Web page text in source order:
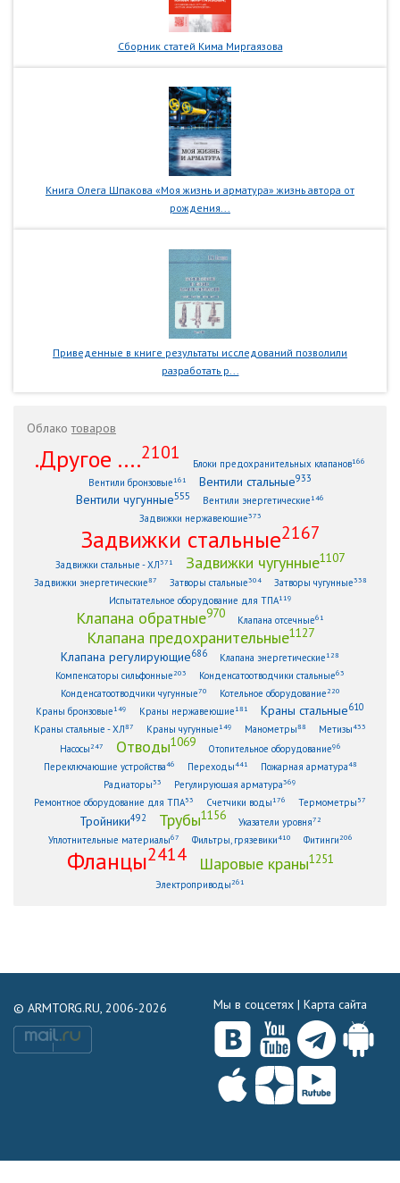
Сборник статей Кима Миргаязова
Книга Олега Шпакова «Моя жизнь и арматура» жизнь автора от
рождения...
Приведенные в книге результаты исследований позволили
разработать р...
Облакотоваров
.Другое ....2101
Блоки предохранительных клапанов166
Вентили бронзовые161 Вентили стальные933
Вентили чугунные555 Вентили энергетические146
Задвижки нержавеющие373
Задвижки стальные2167
Задвижки стальные - ХЛ371 Задвижки чугунные1107
Задвижки энергетические87 Затворы стальные304 Затворы чугунные338
Испытательное оборудование для ТПА119
Клапана обратные970 Клапана отсечные61
Клапана предохранительные1127
Клапана регулирующие686 Клапана энергетические128
Компенсаторы сильфонные 203 Конденсатоотводчики стальные63
Конденсатоотводчики чугунные70 Котельное оборудование 220
Краны бронзовые149 Краны нержавеющие181 Краны стальные610
Краны стальные - ХЛ87 Краны чугунные149 Манометры88 Метизы433
Насосы 247 Отводы1069 Отопительное оборудование96
Переключающие устройства46 Переходы441 Пожарная арматура48
Радиаторы33 Регулирующая арматура369
Ремонтное оборудование для ТПА53 Счетчики воды176 Термометры 57
Тройники492 Трубы1156 Указатели уровня72
Уплотнительные материалы67 Фильтры, грязевики410 Фитинги 206
Фланцы2414 Шаровые краны1251
Электроприводы 261
© ARMTORG.RU, 2006-2026 Мы в соцсетях | Карта сайта